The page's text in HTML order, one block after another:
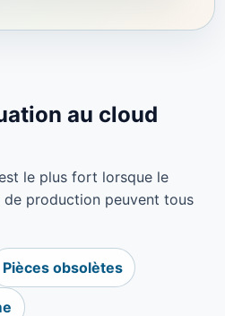
au cloud
le plus fort lorsque le
production peuvent tous
Pièces obsolètes